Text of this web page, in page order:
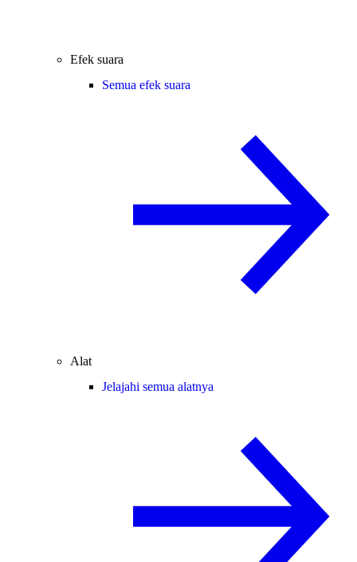
Efek suara
Semua efek suara
Alat
Jelajahi semua alatnya